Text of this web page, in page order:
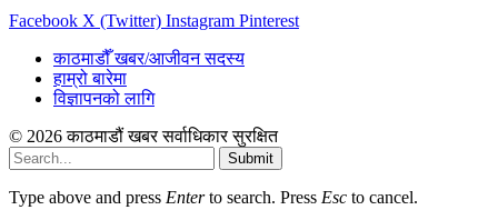
Facebook X (Twitter) Instagram Pinterest
काठमाडौँ खबर/आजीवन सदस्य
हाम्रो बारेमा
विज्ञापनको लागि
© 2026 काठमाडौं खबर सर्वाधिकार सुरक्षित
Submit
Type above and press Enterto search. Press Esc to cancel.